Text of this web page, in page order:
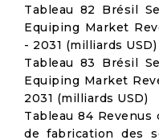
Tableau 82 Brésil
Equiping Market
- 2031 (milliards USD)
Tableau 83 Brésil
Equiping Market
2031 (milliards USD)
Tableau 84
de fabrication des